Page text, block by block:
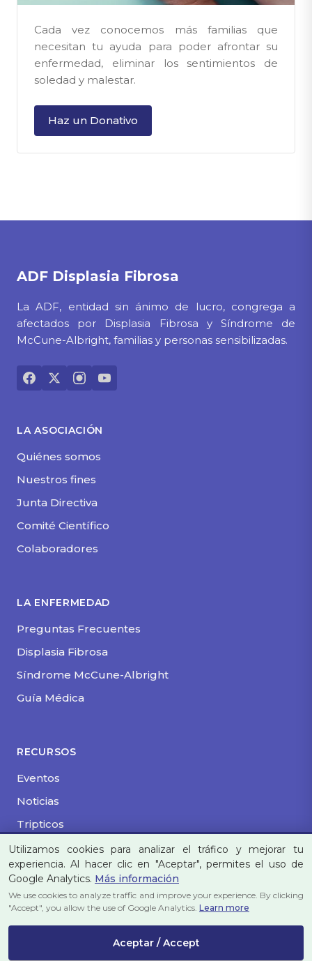
Cada vez conocemos más familias que
necesitan tu ayuda para poder afrontar su
enfermedad, eliminar los sentimientos de
soledad y malestar.
Haz un Donativo
ADF Displasia Fibrosa
La ADF, entidad sin ánimo de lucro, congrega a
afectados por Displasia Fibrosa y Síndrome de
McCune-Albright, familias y personas sensibilizadas.
LA ASOCIACIÓN
Quiénes somos
Nuestros fines
Junta Directiva
Comité Científico
Colaboradores
LA ENFERMEDAD
Preguntas Frecuentes
Displasia Fibrosa
Síndrome McCune-Albright
Guía Médica
RECURSOS
Eventos
Noticias
Tripticos
Aviso Legal|Política de Privacidad
Cookies
© 2026 Asociación de Displasia Fibrosa | Inscrita en
el Registro Nacional de Asociaciones Sección 1ª |
Utilizamos cookies para analizar el tráfico y mejorar tu
experiencia. Al hacer clic en "Aceptar", permites el uso de
Google Analytics. Más información
We use cookies to analyze traffic and improve your experience. By clicking
"Accept", you allow the use of Google Analytics. Learn more
Aceptar / Accept